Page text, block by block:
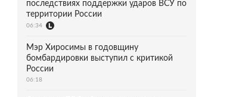
последствиях поддержки ударов ВСУ по
территории России
06:34
Мэр Хиросимы в годовщину
бомбардировки выступил с критикой
России
06:18